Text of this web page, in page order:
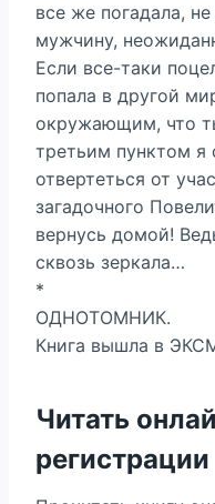
все же погадала,
мужчину,
Если все-таки
попала в другой
окружающим, что
третьим пунктом я
отвертеться от
загадочного
вернусь домой!
сквозь зеркала…
*
ОДНОТОМНИК.
Книга вышла в
Читать
регистрации